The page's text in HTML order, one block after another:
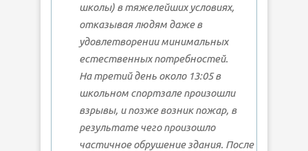
школы) в тяжелейших условиях,
отказывая людям даже в
удовлетворении минимальных
естественных потребностей.
На третий день около 13:05 в
школьном спортзале произошли
взрывы, и позже возник пожар, в
результате чего произошло
частичное обрушение здания. После